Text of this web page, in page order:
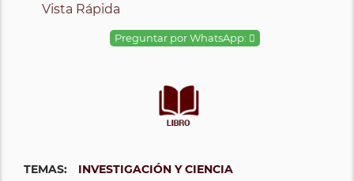
Vista Rápida
Preguntar por WhatsApp:
TEMAS: INVESTIGACIÓN Y CIENCIA